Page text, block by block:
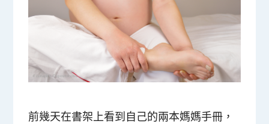
前幾天在書架上看到自己的兩本媽媽手冊，